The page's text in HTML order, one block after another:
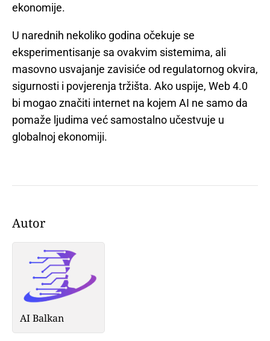
ekonomije.
U narednih nekoliko godina očekuje se
eksperimentisanje sa ovakvim sistemima, ali
masovno usvajanje zavisiće od regulatornog okvira,
sigurnosti i povjerenja tržišta. Ako uspije, Web 4.0
bi mogao značiti internet na kojem AI ne samo da
pomaže ljudima već samostalno učestvuje u
globalnoj ekonomiji.
Autor
AI Balkan